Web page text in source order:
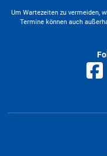
Um Wartezeiten zu vermeiden,
Termine können auch